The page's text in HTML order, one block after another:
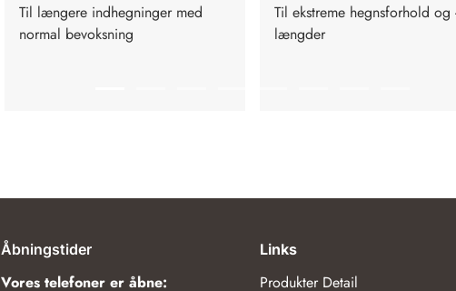
Til længere indhegninger med
normal bevoksning
Til ekstreme hegnsforhold og
længder
Åbningstider
Vores telefoner er åbne:
Links
Produkter Detail